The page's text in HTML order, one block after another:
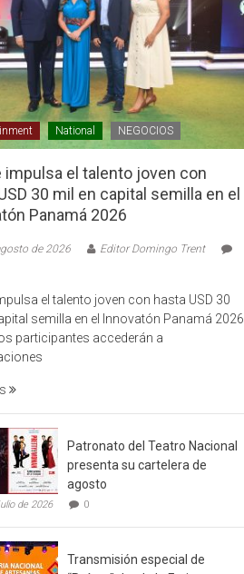
National NEGOCIOS
impulsa el talento joven con
30 mil en capital semilla en el
Panamá 2026
de 2026
Editor Domingo Trent
el talento joven con hasta USD 30
semilla en el Innovatón Panamá 2026
participantes accederán a
Patronato del Teatro Nacional
presenta su cartelera de
agosto
de 2026 0
Transmisión especial de